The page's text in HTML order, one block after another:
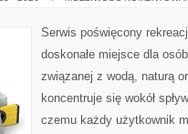
Serwis poświęcony
doskonałe miejsce dla
związanej z wodą, naturą
koncentruje się wokół
czemu każdy użytkownik